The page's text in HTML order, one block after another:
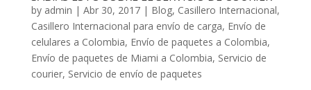
by admin | Abr 30, 2017| Blog, Casillero Internacional,
Casillero Internacional para envío de carga, Envío de
celulares a Colombia, Envío de paquetes a Colombia,
Envío de paquetes de Miami a Colombia, Servicio de
courier, Servicio de envío de paquetes